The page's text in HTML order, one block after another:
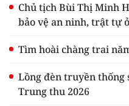
Chủ tịch Bùi Thị Minh
bảo vệ an ninh, trật tự
Tìm hoài chàng trai
Lồng đèn truyền
Trung thu 2026